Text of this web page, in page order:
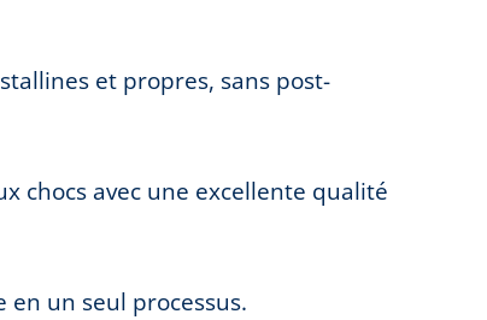
et propres, sans post-
chocs avec une excellente qualité
en un seul processus.